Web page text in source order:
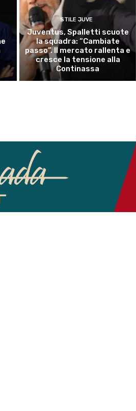
STILE JUVE
Juventus, Spalletti scuote
la squadra: “Cambiate
passo”. Il mercato rallenta e
cresce la tensione alla
Continassa